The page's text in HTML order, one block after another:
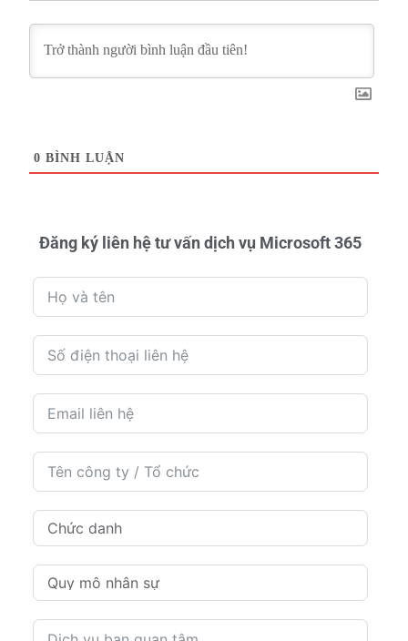
0 BÌNH LUẬN
Đăng ký liên hệ tư vấn dịch vụ Microsoft 365